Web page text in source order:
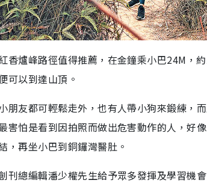
香爐峰路徑值得推薦，在金鐘乘小巴24M，
可以到達山頂。
朋友都可輕鬆走外，也有人帶小狗來鍛練，
害怕是看到因拍照而做出危害動作的人，好
，再坐小巴到銅鑼灣醫肚。
刊總編輯潘少權先生給予眾多發揮及學習機